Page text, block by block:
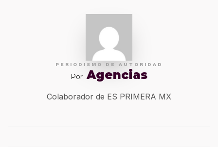
PERIODISMO DE AUTORIDAD
Por Agencias
Colaborador de ES PRIMERA MX